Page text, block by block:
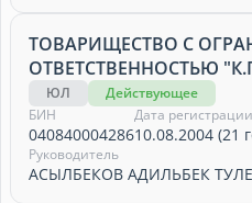
ТОВАРИЩЕСТВО С
ОТВЕТСТВЕННОСТЬЮ
ЮЛ
Действующее
БИН
040840004286
Дата регистрации
10.08.2004 (21
Руководитель
АСЫЛБЕКОВ АДИЛЬБЕК